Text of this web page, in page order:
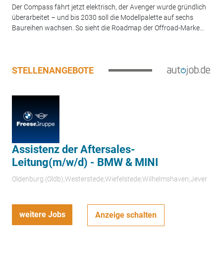
Der Compass fährt jetzt elektrisch, der Avenger wurde gründlich
überarbeitet – und bis 2030 soll die Modellpalette auf sechs
Baureihen wachsen. So sieht die Roadmap der Offroad-Marke...
STELLENANGEBOTE
Assistenz der Aftersales-
Leitung(m/w/d) - BMW & MINI
Oldenburg (Oldb);Westerstede;Wiefelstede;Wilhelmshaven;Jever
weitere Jobs Anzeige schalten